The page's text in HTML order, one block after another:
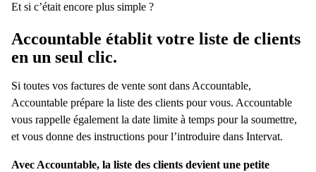
Et si c’était encore plus simple ?
Accountable établit votre liste de clients
en un seul clic.
Si toutes vos factures de vente sont dans Accountable,
Accountable prépare la liste des clients pour vous. Accountable
vous rappelle également la date limite à temps pour la soumettre,
et vous donne des instructions pour l’introduire dans Intervat.
Avec Accountable, la liste des clients devient une petite